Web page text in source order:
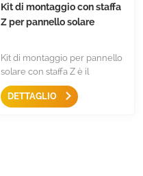
Kit di montaggio con staffa
Z per pannello solare
Kit di montaggio per pannello
solare con staffa Z è il
montaggio più semplice per
fissare la maggior parte dei
DETTAGLIO